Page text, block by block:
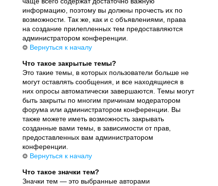
информацию, поэтому вы должны прочесть их по
возможности. Так же, как и с объявлениями, права
на создание прилепленных тем предоставляются
администратором конференции.
Вернуться к началу
Что такое закрытые темы?
Это такие темы, в которых пользователи больше не
могут оставлять сообщения, и все находящиеся в
них опросы автоматически завершаются. Темы могут
быть закрыты по многим причинам модератором
форума или администратором конференции. Вы
также можете иметь возможность закрывать
созданные вами темы, в зависимости от прав,
предоставленных вам администратором
конференции.
Вернуться к началу
Что такое значки тем?
Значки тем — это выбранные авторами